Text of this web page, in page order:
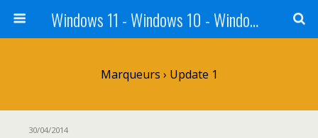
Windows 11 - Windows 10 - Windows 8 - Windows 7 - VISTA
Marqueurs › Update 1
30/04/2014